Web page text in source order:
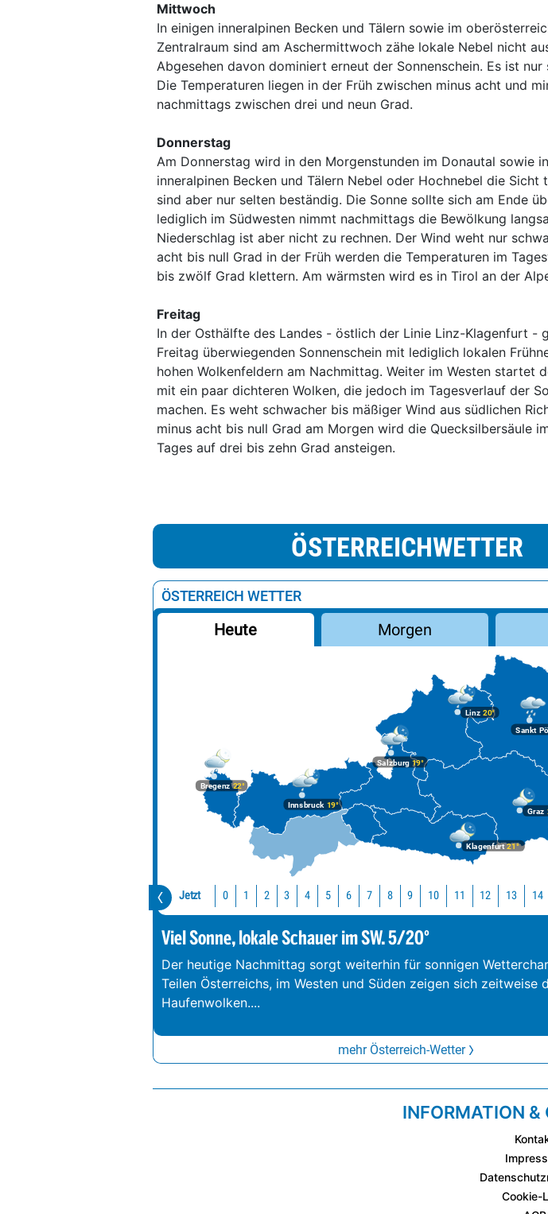
Mittwoch
In einigen inneralpinen Becken und Tälern sowie im
Zentralraum sind am Aschermittwoch zähe lokale Nebel nicht
Abgesehen davon dominiert erneut der Sonnenschein. Es ist nur
Die Temperaturen liegen in der Früh zwischen minus acht und
nachmittags zwischen drei und neun Grad.
Donnerstag
Am Donnerstag wird in den Morgenstunden im Donautal sowie
inneralpinen Becken und Tälern Nebel oder Hochnebel die Sicht
sind aber nur selten beständig. Die Sonne sollte sich am Ende
lediglich im Südwesten nimmt nachmittags die Bewölkung
Niederschlag ist aber nicht zu rechnen. Der Wind weht nur
acht bis null Grad in der Früh werden die Temperaturen im
bis zwölf Grad klettern. Am wärmsten wird es in Tirol an der
Freitag
In der Osthälfte des Landes - östlich der Linie Linz-Klagenfurt -
Freitag überwiegenden Sonnenschein mit lediglich lokalen
hohen Wolkenfeldern am Nachmittag. Weiter im Westen startet
mit ein paar dichteren Wolken, die jedoch im Tagesverlauf der
machen. Es weht schwacher bis mäßiger Wind aus südlichen
minus acht bis null Grad am Morgen wird die Quecksilbersäule
Tages auf drei bis zehn Grad ansteigen.
ÖSTERREICHWETTER
ÖSTERREICH WETTER
Heute Morgen
Bregenz22°
Graz
Innsbruck19°
Klagenfurt21°
Linz 20°
Salzburg19°
Sankt
Jetzt 0 1 2 3 4 5 6 7 8 9 10 11 12 13 14
Viel Sonne, lokale Schauer im SW. 5/20°
Der heutige Nachmittag sorgt weiterhin für sonnigen
Teilen Österreichs, im Westen und Süden zeigen sich zeitweise
Haufenwolken....
mehr Österreich-Wetter
INFORMATION &
Cookie-